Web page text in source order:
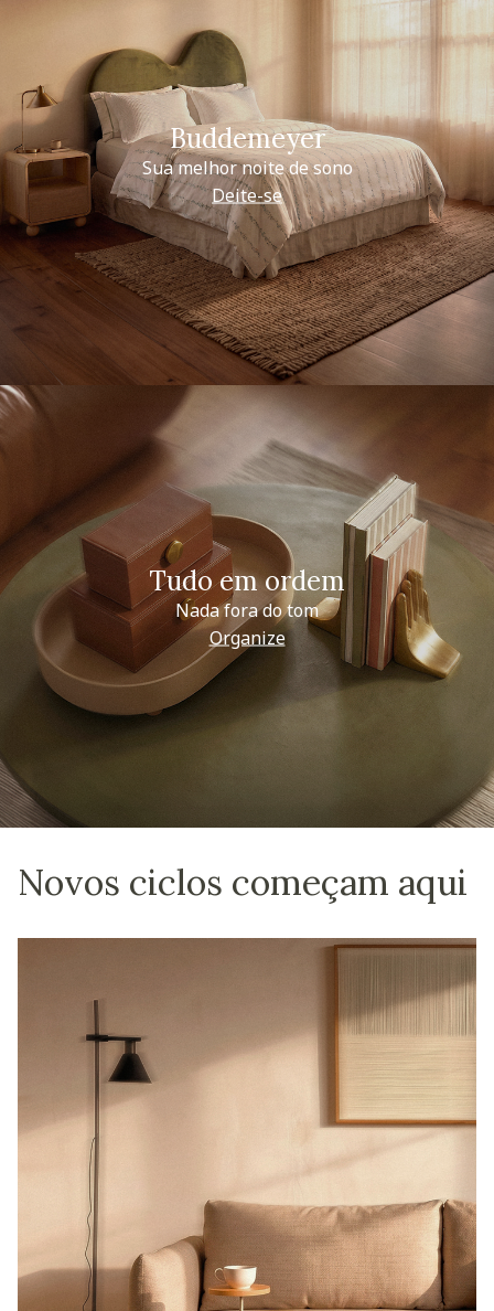
Buddemeyer
Sua melhor noite de sono
Deite-se
Tudo em ordem
Nada fora do tom
Organize
Novos ciclos começam aqui